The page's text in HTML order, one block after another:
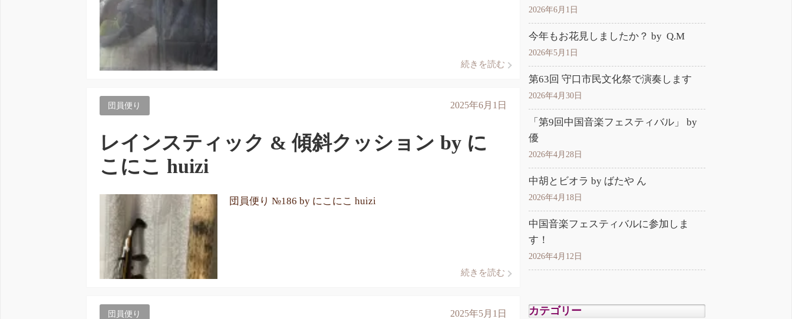
続きを読む
団員便り 2025年6月1日
レインスティック & 傾斜クッション by に
こにこ huizi
団員便り №186 by にこにこ huizi
続きを読む
団員便り 2025年5月1日
2026年6月1日
今年もお花見しましたか？ by Q.M
2026年5月1日
第63回 守口市民文化祭で演奏します
2026年4月30日
「第9回中国音楽フェスティバル」 by
優
2026年4月28日
中胡とビオラ by ばたや ん
2026年4月18日
中国音楽フェスティバルに参加しま
す！
2026年4月12日
カテゴリー